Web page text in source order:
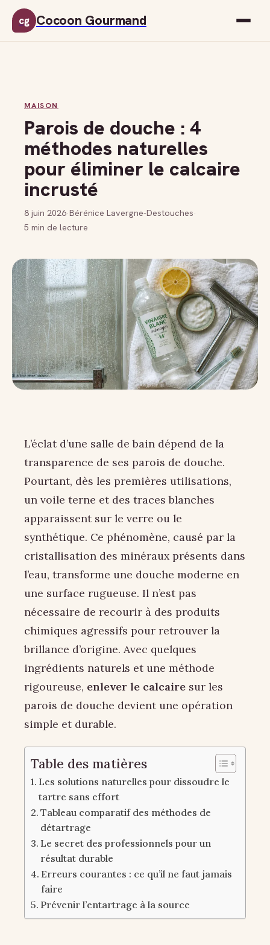
cg Cocoon Gourmand
MAISON
Parois de douche : 4
méthodes naturelles
pour éliminer le calcaire
incrusté
8 juin 2026·Bérénice Lavergne-Destouches·
5 min de lecture
L’éclat d’une salle de bain dépend de la
transparence de ses parois de douche.
Pourtant, dès les premières utilisations,
un voile terne et des traces blanches
apparaissent sur le verre ou le
synthétique. Ce phénomène, causé par la
cristallisation des minéraux présents dans
l’eau, transforme une douche moderne en
une surface rugueuse. Il n’est pas
nécessaire de recourir à des produits
chimiques agressifs pour retrouver la
brillance d’origine. Avec quelques
ingrédients naturels et une méthode
rigoureuse, enlever le calcaire sur les
parois de douche devient une opération
simple et durable.
Table des matières
Les solutions naturelles pour dissoudre le
tartre sans effort
Tableau comparatif des méthodes de
détartrage
Le secret des professionnels pour un
résultat durable
Erreurs courantes : ce qu’il ne faut jamais
faire
Prévenir l’entartrage à la source